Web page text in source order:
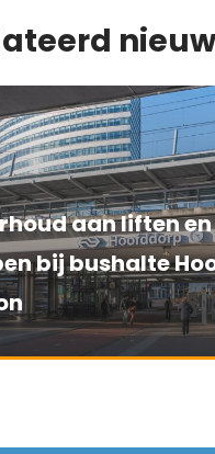
aan liften en
bij bushalte